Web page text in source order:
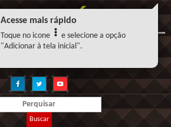
Buscar
Acesse mais rápido
Toque no icone
e selecione a opção
"Adicionar à tela inicial".